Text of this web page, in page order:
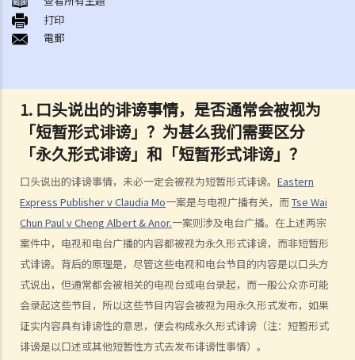
1. 口头说出的诽谤事情，是否通常会被视为
「短暂形式诽谤」？为甚么我们需要区分
「永久形式诽谤」和「短暂形式诽谤」？
口头说出的诽谤事情，未必一定会被视为短暂形式诽谤。 Eastern
Express Publisher v Claudia Mo一案是与电视广播有关，而Tse Wai
Chun Paul v Cheng Albert & Anor.一案则涉及电台广播。在上述两宗
案件中，电视和电台广播的内容都被视为永久形式诽谤，而非短暂形
式诽谤。背后的原理是，尽管这些电视和电台节目的内容是以口头方
式说出，但通常都会被相关的电视台或电台录起，而一般公众亦可能
会录起这些节目，所以这些节目内容会被视为用永久形式发布，如果
证实内容具有诽谤性的意思，便会构成永久形式诽谤（注：短暂形式
诽谤是以口述或其他短暂性方式去发布诽谤性事情）。
我们需要区分「永久形式诽谤」和「短暂形式诽谤」？
2. 在香港，甚么法庭会审理诽谤案件？这些案件是由法官还是由陪审团
3. 如果我是诽谤案中的原告人或被告人，但我无钱聘请律师，我可以得
到政府的免费法律援助吗？
「诽谤性」的意思
1. 如果我写了或讲过一个人的负面事情，但其实我无意诋毁他，我是否
仍然要就诽谤负上法律责任？
2. 由于不同的人对同一字句可能有不同的诠释、不同的接受程度或不同
的敏感度，我应该用甚么准则去决定字句是否含有诽谤意思？发布字句
的来龙去脉、环境或地点，会影响到决定吗？
3. 受争议的字句刊登在一篇文章内，而该文章只有部分内容可能会构成
诽谤，在这个情况下，怎样去决定有关字句的意思？
4. 一个人的动作可否带有诽谤性的意思？
5. 如某人随意为他的朋友改花名（例如叫一名熟朋友做「肥猪」），他
会因此而要负上诽谤的法律责任吗？
打印
電郵